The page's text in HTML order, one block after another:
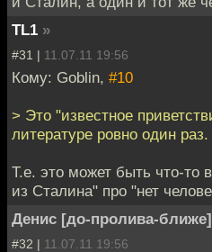
TL1 »
#31 | 11.07.11 19:56
Кому: Goblin, #10
> Это "известное
литературе ровно один раз.
Т.е. это может быть что-то
из Сталина" про "нет
Денис [до-пролива-ближе]
#32 | 11.07.11 19:56